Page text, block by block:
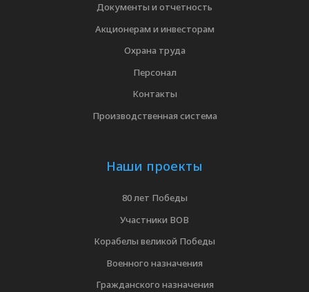
Документы и отчетность
Акционерам и инвесторам
Охрана труда
Персонал
Контакты
Производственная система
Наши проекты
80 лет Победы
Участники ВОВ
Корабелы великой Победы
Военного назначения
Гражданского назначения